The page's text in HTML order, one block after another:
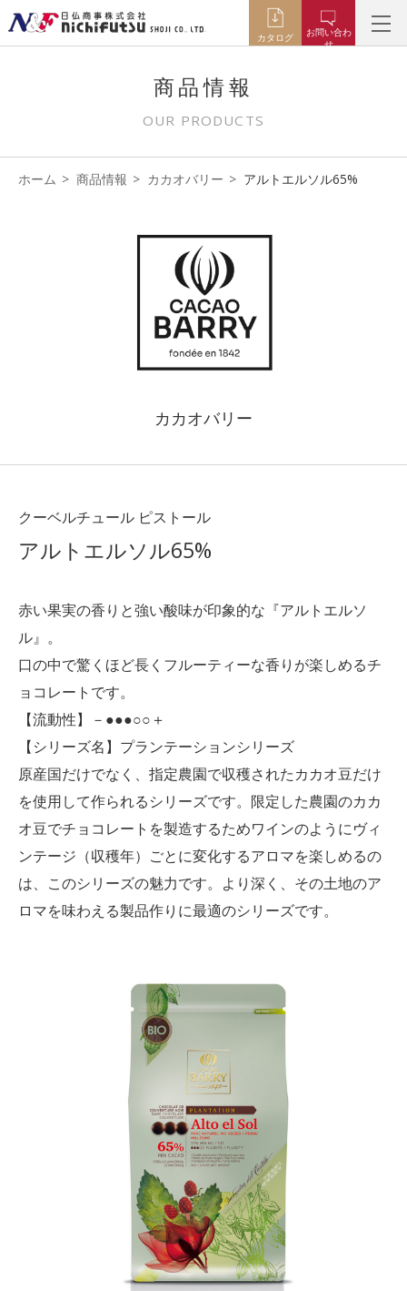
カタログ
お問い合わ
せ
商品情報
OUR PRODUCTS
ホーム 商品情報 カカオバリー アルトエルソル65%
カカオバリー
クーベルチュール ピストール
アルトエルソル65%
赤い果実の香りと強い酸味が印象的な『アルトエルソ
ル』。
口の中で驚くほど長くフルーティーな香りが楽しめるチ
ョコレートです。
【流動性】－●●●○○＋
【シリーズ名】プランテーションシリーズ
原産国だけでなく、指定農園で収穫されたカカオ豆だけ
を使用して作られるシリーズです。限定した農園のカカ
オ豆でチョコレートを製造するためワインのようにヴィ
ンテージ（収穫年）ごとに変化するアロマを楽しめるの
は、このシリーズの魅力です。より深く、その土地のア
ロマを味わえる製品作りに最適のシリーズです。